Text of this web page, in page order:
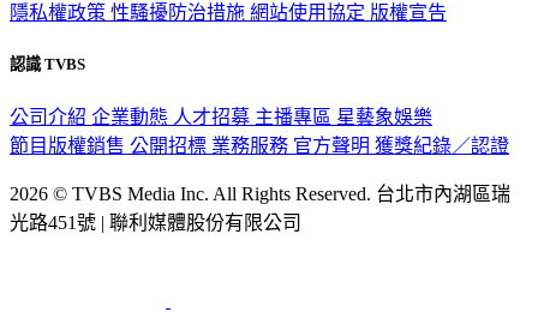
隱私權政策 性騷擾防治措施 網站使用協定 版權宣告
認識 TVBS
公司介紹 企業動態 人才招募 主播專區 星藝象娛樂
節目版權銷售 公開招標 業務服務 官方聲明 獲獎紀錄／認證
2026 © TVBS Media Inc. All Rights Reserved. 台北市內湖區瑞
光路451號 | 聯利媒體股份有限公司